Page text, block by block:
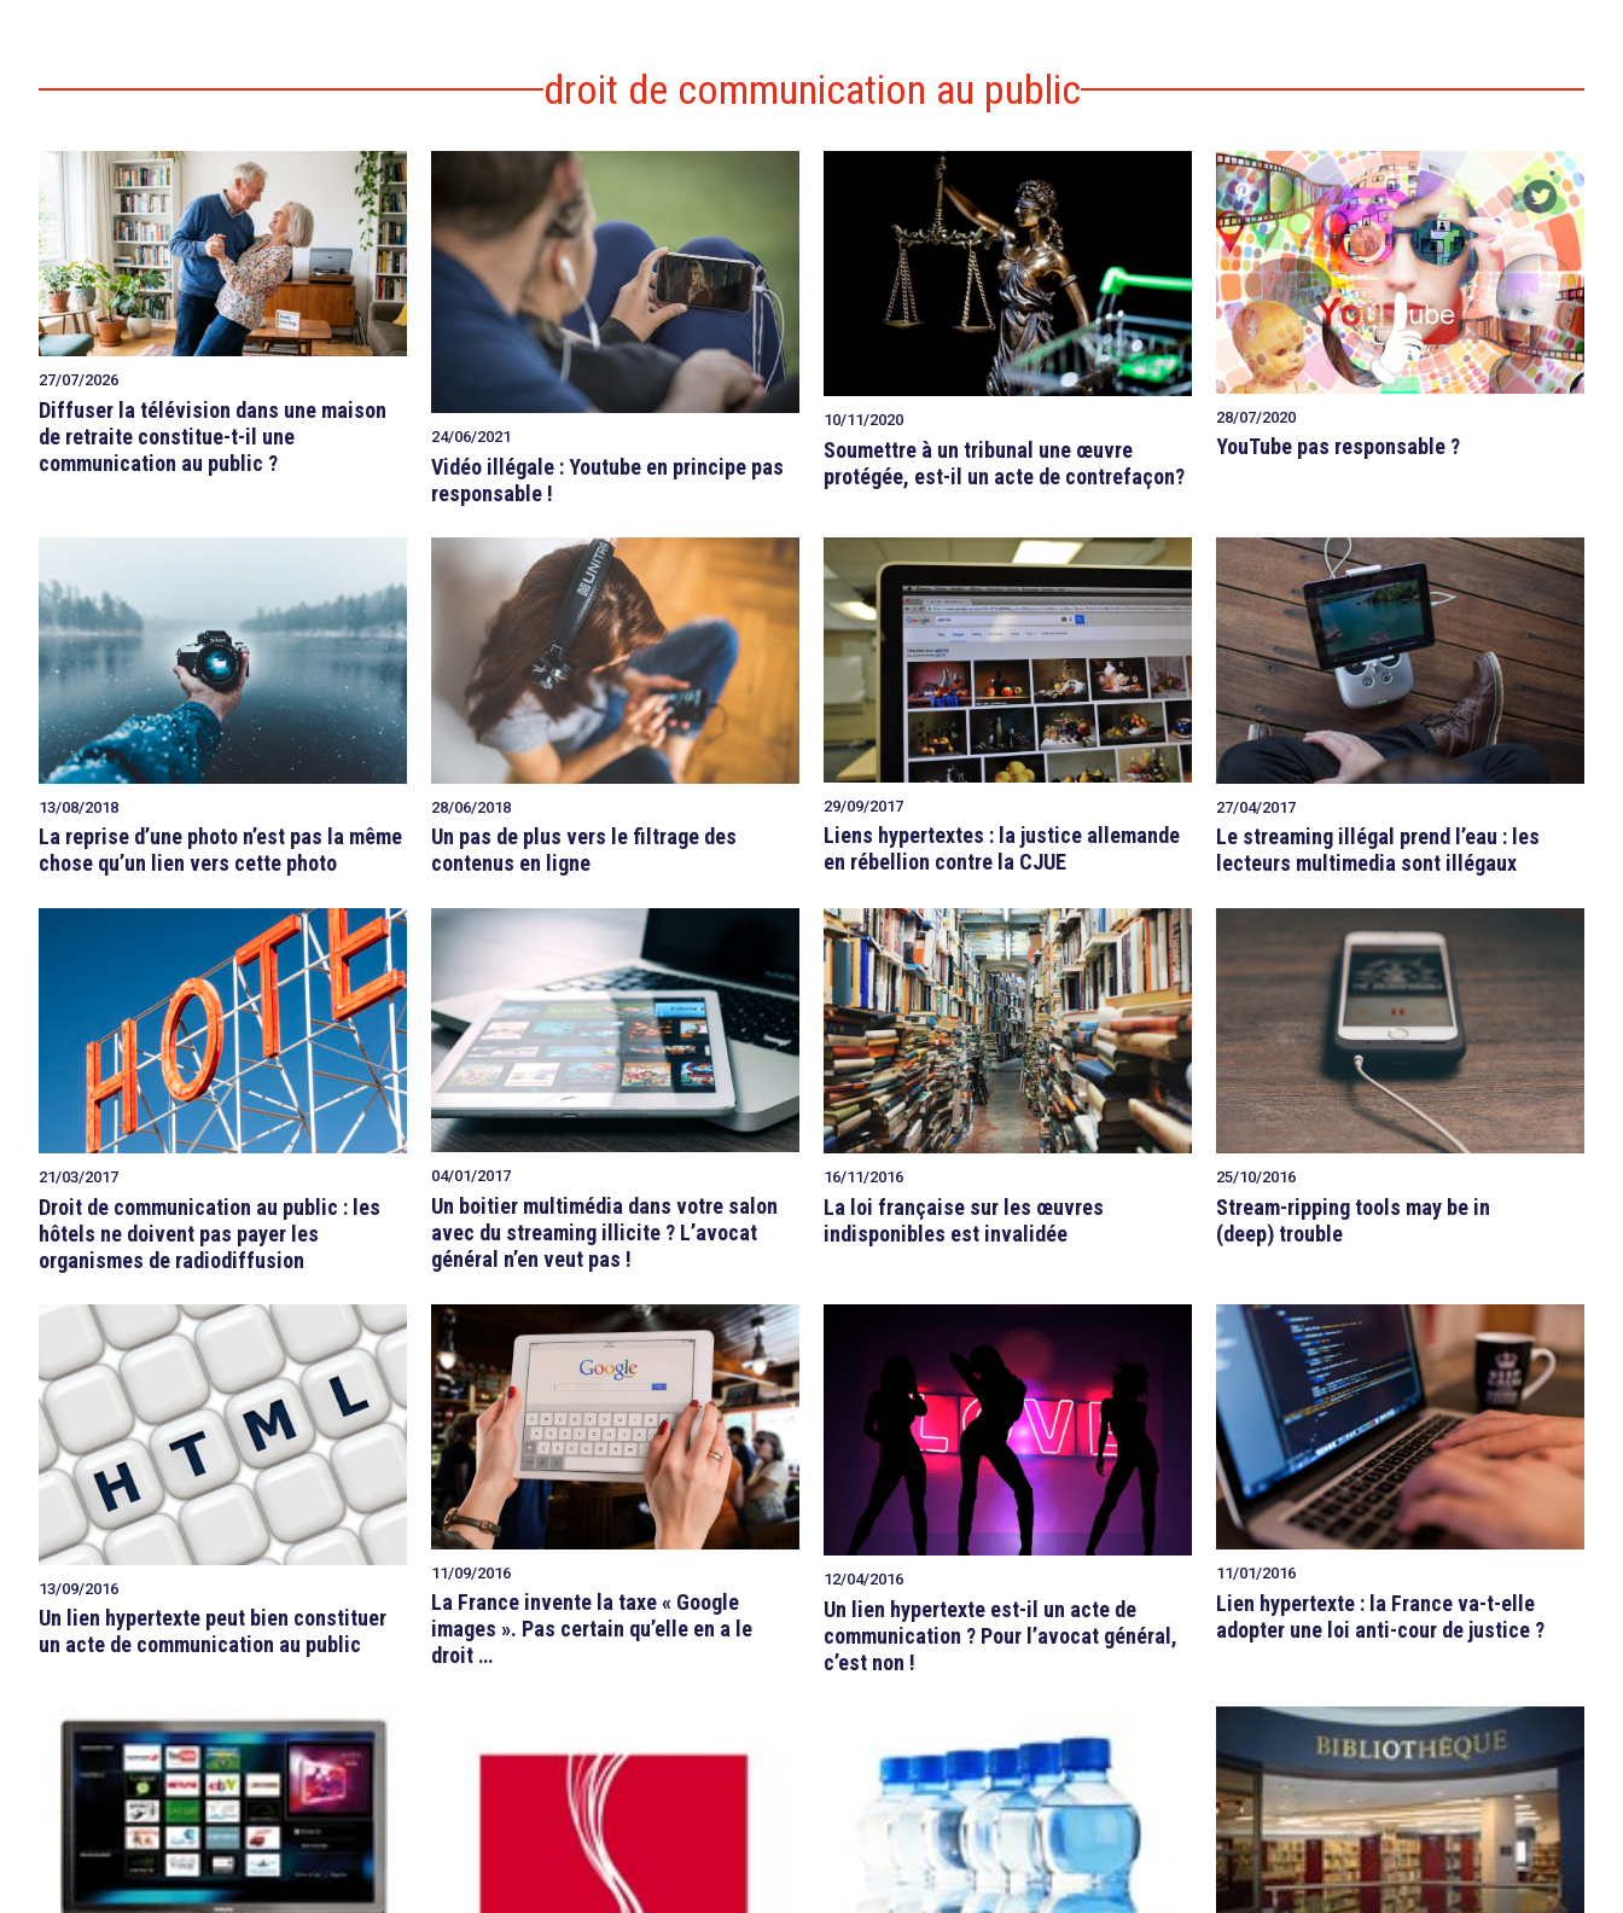
droit de communication au public
27/07/2026
Diffuser la télévision dans une maison
de retraite constitue-t-il une
communication au public ?
24/06/2021
Vidéo illégale : Youtube en principe pas
responsable !
10/11/2020
Soumettre à un tribunal une œuvre
protégée, est-il un acte de contrefaçon?
28/07/2020
YouTube pas responsable ?
13/08/2018
La reprise d’une photo n’est pas la même
chose qu’un lien vers cette photo
28/06/2018
Un pas de plus vers le filtrage des
contenus en ligne
29/09/2017
Liens hypertextes : la justice allemande
en rébellion contre la CJUE
27/04/2017
Le streaming illégal prend l’eau : les
lecteurs multimedia sont illégaux
21/03/2017
Droit de communication au public : les
hôtels ne doivent pas payer les
organismes de radiodiffusion
04/01/2017
Un boitier multimédia dans votre salon
avec du streaming illicite ? L’avocat
général n’en veut pas !
16/11/2016
La loi française sur les œuvres
indisponibles est invalidée
25/10/2016
Stream-ripping tools may be in
(deep) trouble
13/09/2016
Un lien hypertexte peut bien constituer
un acte de communication au public
11/09/2016
La France invente la taxe « Google
images ». Pas certain qu’elle en a le
droit …
12/04/2016
Un lien hypertexte est-il un acte de
communication ? Pour l’avocat général,
c’est non !
11/01/2016
Lien hypertexte : la France va-t-elle
adopter une loi anti-cour de justice ?